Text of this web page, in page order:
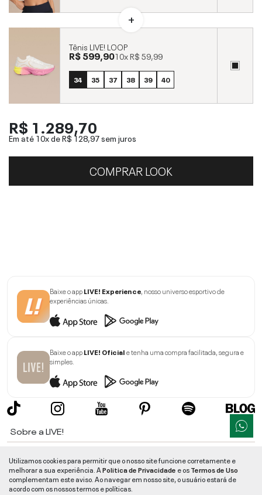
Tênis LIVE! LOOP
R$ 599,9010xR$ 59,99
34 35 37 38 39 40
R$ 1.289,70
Em até 10x deR$ 128,97sem juros
COMPRAR LOOK
Baixe o appLIVE! Experience, nosso universo esportivo de
experiências únicas.
Baixe o appLIVE! Oficiale tenha uma compra facilitada, segura e
simples.
Sobre a LIVE!
Informações
Utilizamos cookies para permitir que o nosso site funcione corretamente e
melhorar a sua experiência. APolitica de Privacidade e osTermos de Uso
complementam este aviso. Ao navegar em nosso site, o usuário estará de
acordo com os nossos termos e políticas.